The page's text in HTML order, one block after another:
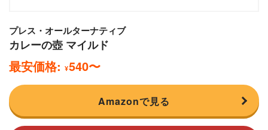
プレス・オールターナティブ
カレーの壺 マイルド
最安価格: ¥540〜
Amazonで見る